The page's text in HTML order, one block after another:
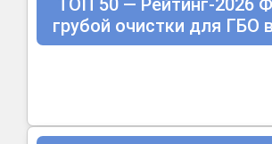
ТОП 50 — Рейтинг-2026
грубой очистки для ГБО